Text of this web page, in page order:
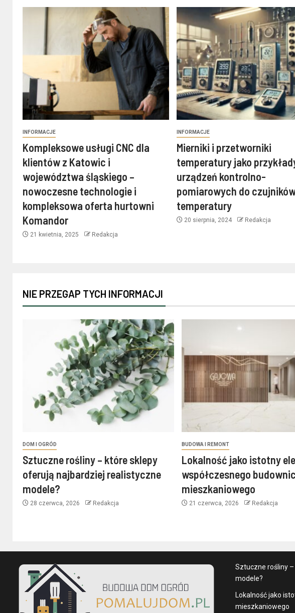
INFORMACJE
Kompleksowe usługi CNC dla
klientów z Katowic i
województwa śląskiego –
nowoczesne technologie i
kompleksowa oferta hurtowni
Komandor
21 kwietnia, 2025 Redakcja
INFORMACJE
Mierniki i przetworniki
temperatury jako
urządzeń kontrolno-
pomiarowych do
temperatury
20 sierpnia, 2024 Redakcja
NIE PRZEGAP TYCH INFORMACJI
DOM I OGRÓD
Sztuczne rośliny – które sklepy
oferują najbardziej realistyczne
modele?
28 czerwca, 2026 Redakcja
BUDOWA I REMONT
Lokalność jako istotny
współczesnego
mieszkaniowego
21 czerwca, 2026 Redakcja
Sztuczne rośliny
modele?
Lokalność jako
mieszkaniowego